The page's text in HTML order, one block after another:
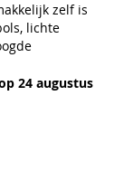
zelf is
lichte
24 augustus